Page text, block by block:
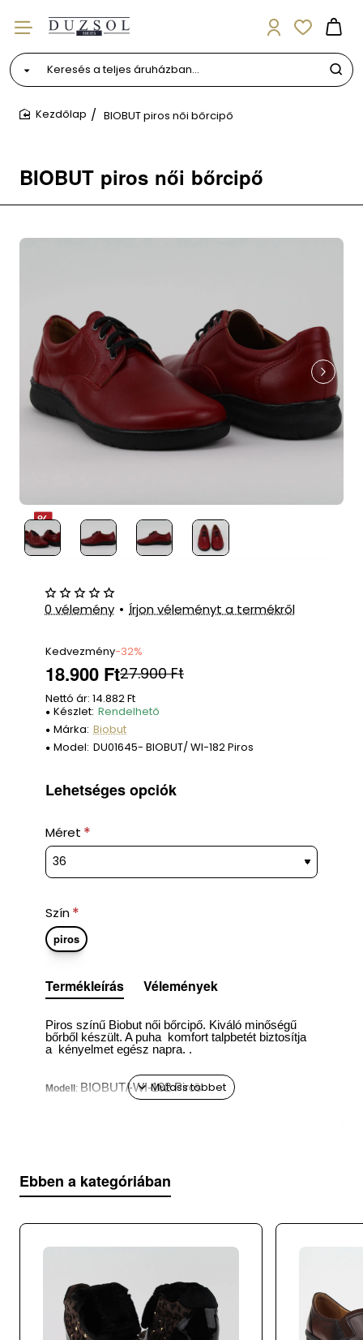
Keresés
teljes
áruházban...
BIOBUT piros női bőrcipő
BIOBUT piros női bőrcipő
0 vélemény • Írjon véleményt a termékről
Kedvezmény-32%
18.900 Ft27.900 Ft
Nettó ár: 14.882 Ft
Készlet: Rendelhető
Márka: Biobut
Model: DU01645- BIOBUT/ WI-182 Piros
Lehetséges opciók
Méret
Szín
piros
Termékleírás Vélemények
Piros színű Biobut női bőrcipő. Kiváló minőségű
bőrből készült. A puha komfort talpbetét biztosítja
a kényelmet egész napra. .
Modell: BIOBUT/-WI-182 Piros
Származási hely : Lengyelország
Ebben a kategóriában